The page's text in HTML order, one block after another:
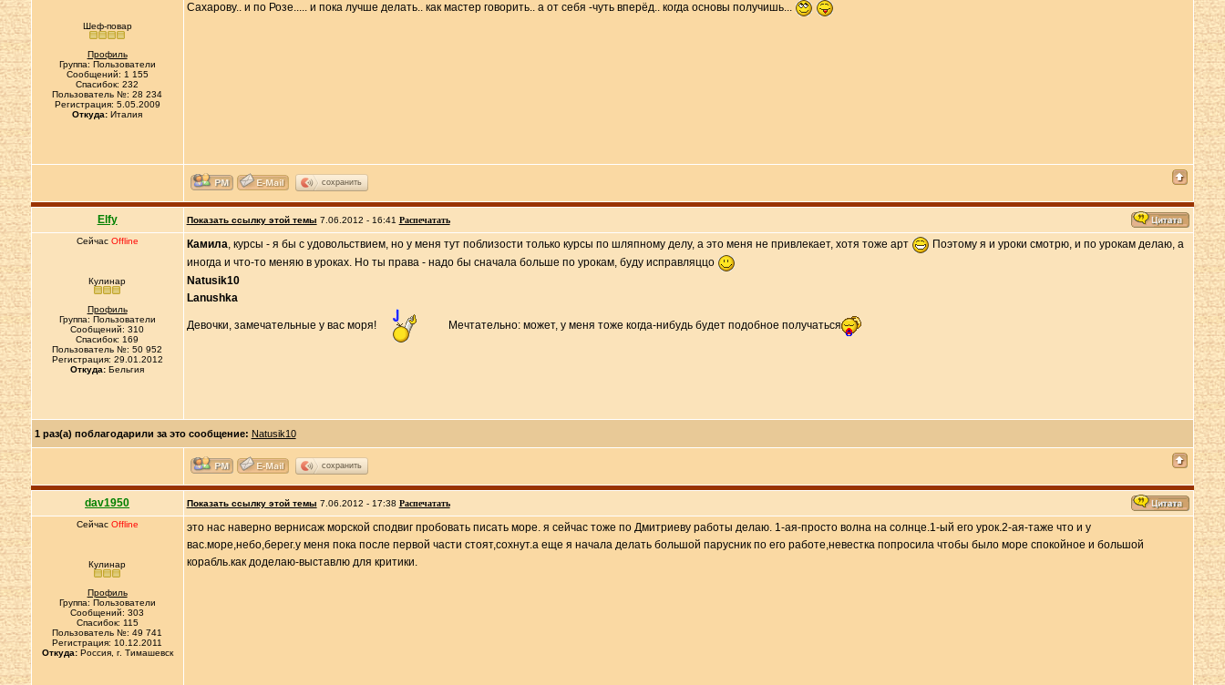
Шеф-повар
Профиль
Группа: Пользователи
Сообщений: 1 155
Спасибок: 232
Пользователь №: 28 234
Регистрация: 5.05.2009
Откуда: Италия
Сахарову.. и по Розе..... и пока лучше делать.. как мастер говорить.. а от себя -чуть вперёд.. когда основы получишь...
сохранить
Elfy Показать ссылку этой темы 7.06.2012 - 16:41 Распечатать
Сейчас Offline
Кулинар
Профиль
Группа: Пользователи
Сообщений: 310
Спасибок: 169
Пользователь №: 50 952
Регистрация: 29.01.2012
Откуда: Бельгия
Камила, курсы - я бы с удовольствием, но у меня тут поблизости только курсы по шляпному делу, а это меня не привлекает, хотя тоже арт
Поэтому я и уроки смотрю, и по урокам делаю, а
иногда и что-то меняю в уроках. Но ты права - надо бы сначала больше по урокам, буду исправляццо
Natusik10
Lanushka
Девочки, замечательные у вас моря! Мечтательно: может, у меня тоже когда-нибудь будет подобное получаться
1 раз(а) поблагодарили за это сообщение: Natusik10
сохранить
dav1950 Показать ссылку этой темы 7.06.2012 - 17:38 Распечатать
Сейчас Offline
Кулинар
Профиль
Группа: Пользователи
Сообщений: 303
Спасибок: 115
Пользователь №: 49 741
Регистрация: 10.12.2011
Откуда:Россия, г. Тимашевск
это нас наверно вернисаж морской сподвиг пробовать писать море. я сейчас тоже по Дмитриеву работы делаю. 1-ая-просто волна на солнце.1-ый его урок.2-ая-таже что и у
вас.море,небо,берег.у меня пока после первой части стоят,сохнут.а еще я начала делать большой парусник по его работе,невестка попросила чтобы было море спокойное и большой
корабль.как доделаю-выставлю для критики.